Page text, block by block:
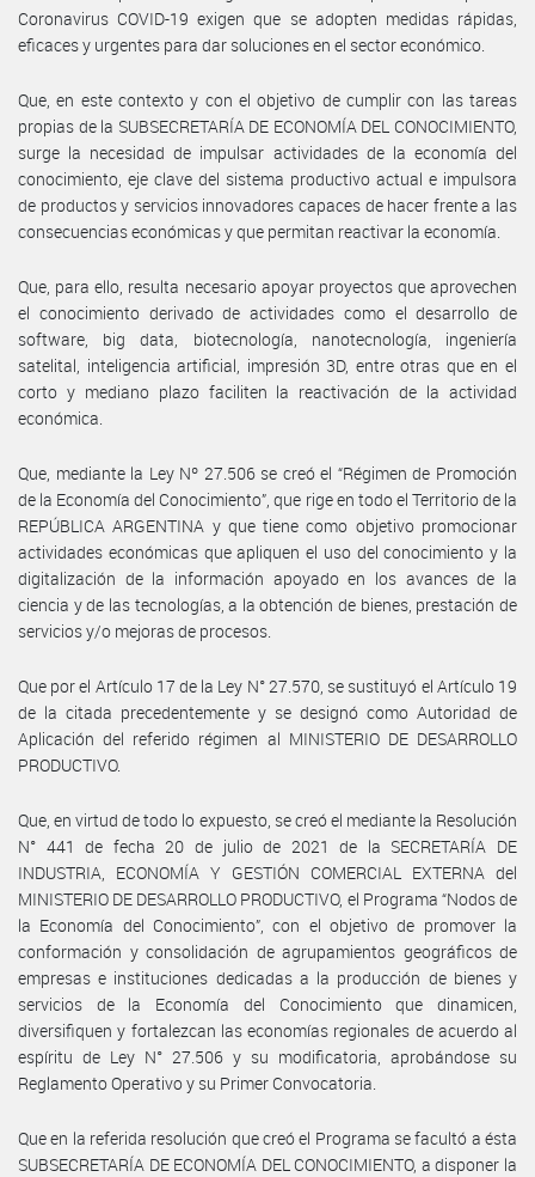
Coronavirus COVID-19 exigen que se adopten medidas rápidas,
eficaces y urgentes para dar soluciones en el sector económico.
Que, en este contexto y con el objetivo de cumplir con las tareas
propias de la SUBSECRETARÍA DE ECONOMÍA DEL CONOCIMIENTO,
surge la necesidad de impulsar actividades de la economía del
conocimiento, eje clave del sistema productivo actual e impulsora
de productos y servicios innovadores capaces de hacer frente a las
consecuencias económicas y que permitan reactivar la economía.
Que, para ello, resulta necesario apoyar proyectos que aprovechen
el conocimiento derivado de actividades como el desarrollo de
software, big data, biotecnología, nanotecnología, ingeniería
satelital, inteligencia artificial, impresión 3D, entre otras que en el
corto y mediano plazo faciliten la reactivación de la actividad
económica.
Que, mediante la Ley Nº 27.506 se creó el “Régimen de Promoción
de la Economía del Conocimiento”, que rige en todo el Territorio de la
REPÚBLICA ARGENTINA y que tiene como objetivo promocionar
actividades económicas que apliquen el uso del conocimiento y la
digitalización de la información apoyado en los avances de la
ciencia y de las tecnologías, a la obtención de bienes, prestación de
servicios y/o mejoras de procesos.
Que por el Artículo 17 de la Ley N° 27.570, se sustituyó el Artículo 19
de la citada precedentemente y se designó como Autoridad de
Aplicación del referido régimen al MINISTERIO DE DESARROLLO
PRODUCTIVO.
Que, en virtud de todo lo expuesto, se creó el mediante la Resolución
N° 441 de fecha 20 de julio de 2021 de la SECRETARÍA DE
INDUSTRIA, ECONOMÍA Y GESTIÓN COMERCIAL EXTERNA del
MINISTERIO DE DESARROLLO PRODUCTIVO, el Programa “Nodos de
la Economía del Conocimiento”, con el objetivo de promover la
conformación y consolidación de agrupamientos geográficos de
empresas e instituciones dedicadas a la producción de bienes y
servicios de la Economía del Conocimiento que dinamicen,
diversifiquen y fortalezcan las economías regionales de acuerdo al
espíritu de Ley N° 27.506 y su modificatoria, aprobándose su
Reglamento Operativo y su Primer Convocatoria.
Que en la referida resolución que creó el Programa se facultó a ésta
SUBSECRETARÍA DE ECONOMÍA DEL CONOCIMIENTO, a disponer la